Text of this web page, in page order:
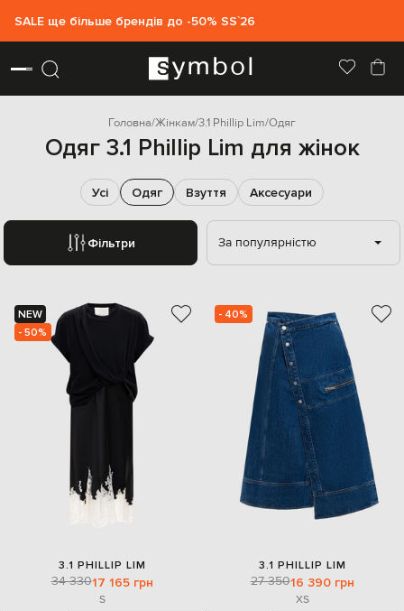
SALE ще більше брендів до -50% SS`26
Головна Жінкам 3.1 Phillip Lim Одяг
Одяг 3.1 Phillip Lim для жінок
Фільтри
Усі Одяг Взуття Аксесуари
За популярністю
NEW
- 50%
3.1 PHILLIP LIM
34 33017 165 грн
S
- 40%
3.1 PHILLIP LIM
27 35016 390 грн
XS